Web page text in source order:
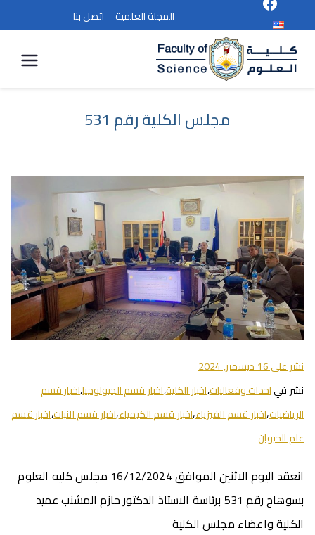
المجلة العلمية اتصل بنا
العلوم
مجلس الكلية رقم 531
نشر على16 ديسمبر, 2024
نشر فياحداث وفعاليات،اخبار الكلية،اخبار قسم الجيولوجيا،اخبار قسم
الرياضيات،اخبار قسم الفيزياء،اخبار قسم الكيمياء،اخبار قسم النبات،اخبار قسم
علم الحيوان
انعقد اليوم الاثنين الموافق 16/12/2024 مجلس كليه العلوم
بسوهاج رقم 531 برئاسة الاستاذ الدكتور حازم المشنب عميد
الكلية واعضاء مجلس الكلية